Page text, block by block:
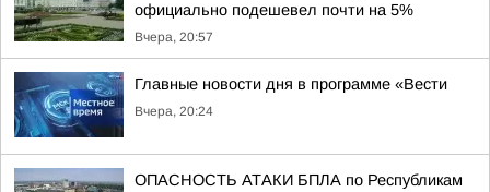
официально подешевел почти на 5%
Вчера, 20:57
Главные новости дня в программе «Вести
Вчера, 20:24
ОПАСНОСТЬ АТАКИ БПЛА по Республикам